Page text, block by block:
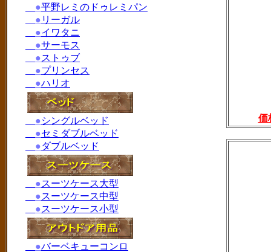
価
●平野レミのドゥレミパン
● リーガル
●イワタニ
●サーモス
●ストゥブ
●プリンセス
●ハリオ
●シングルベッド
●セミダブルベッド
●ダブルベッド
●スーツケース大型
●スーツケース中型
●スーツケース小型
●バーベキューコンロ